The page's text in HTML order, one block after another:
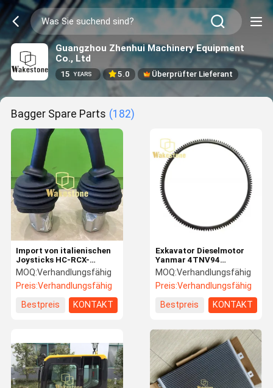
Guangzhou Zhenhui Machinery Equipment
Co., Ltd
15 YEARS 5.0 Überprüfter Lieferant
Bagger Spare Parts (182)
Import von italienischen
Joysticks HC-RCX-
68315/68316 mit
Magnetposition
MOQ:Verhandlungsfähig
Preis:Verhandlungsfähig
Bestpreis
KONTAKT
Exkavator Dieselmotor
Yanmar 4TNV94
Schwungrad-
Ringgetriebe 114T
MOQ:Verhandlungsfähig
Preis:Verhandlungsfähig
Bestpreis
KONTAKT